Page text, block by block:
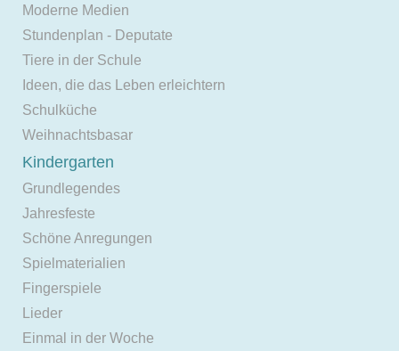
Moderne Medien
Stundenplan - Deputate
Tiere in der Schule
Ideen, die das Leben erleichtern
Schulküche
Weihnachtsbasar
Kindergarten
Grundlegendes
Jahresfeste
Schöne Anregungen
Spielmaterialien
Fingerspiele
Lieder
Einmal in der Woche